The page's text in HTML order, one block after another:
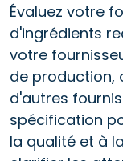
Évaluez votre
d'ingrédients
votre
de production,
d'autres
spécification
la qualité et à